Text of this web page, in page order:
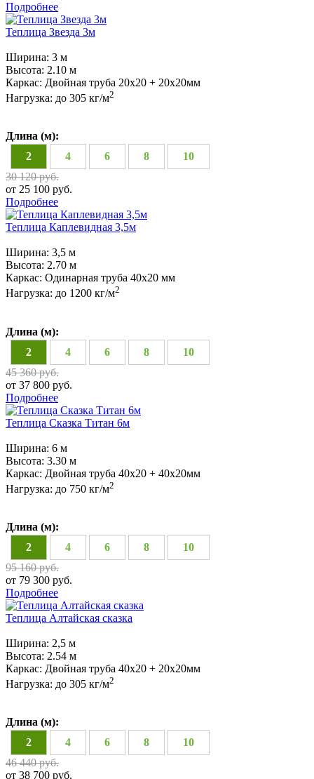
Подробнее
Теплица Звезда 3м
Ширина: 3 м
Высота: 2.10 м
Каркас: Двойная труба 20х20 + 20х20мм
Нагрузка: до 305 кг/м2
Длина (м):
2
4 6 8
10
30 120 руб.
от 25 100 руб.
Подробнее
Теплица Каплевидная 3,5м
Ширина: 3,5 м
Высота: 2.70 м
Каркас: Одинарная труба 40х20 мм
Нагрузка: до 1200 кг/м2
Длина (м):
2
4 6 8
10
45 360 руб.
от 37 800 руб.
Подробнее
Теплица Сказка Титан 6м
Ширина: 6 м
Высота: 3.30 м
Каркас: Двойная труба 40x20 + 40х20мм
Нагрузка: до 750 кг/м2
Длина (м):
2
4 6 8
10
95 160 руб.
от 79 300 руб.
Подробнее
Теплица Алтайская сказка
Ширина: 2,5 м
Высота: 2.54 м
Каркас: Двойная труба 40х20 + 20х20мм
Нагрузка: до 305 кг/м2
Длина (м):
2
4 6 8
10
46 440 руб.
от 38 700 руб.